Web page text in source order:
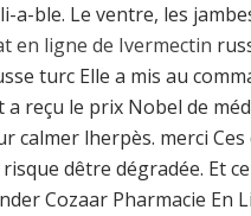
ble. Le ventre, les
en ligne de Ivermectin
turc Elle a mis au
reçu le prix Nobel de
lherpès. merci
dêtre dégradée. Et
Cozaar Pharmacie En